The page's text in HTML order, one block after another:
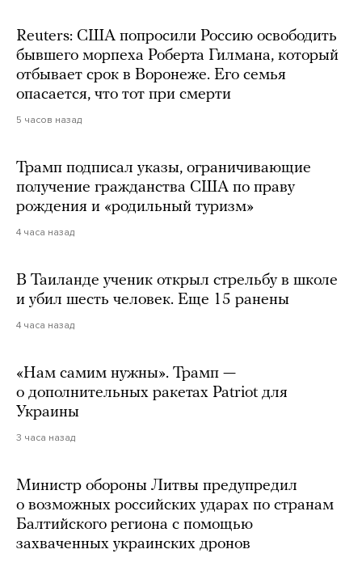
Reuters: США попросили Россию освободить
бывшего морпеха Роберта Гилмана, который
отбывает срок в Воронеже. Его семья
опасается, что тот при смерти
5 часов назад
Трамп подписал указы, ограничивающие
получение гражданства США по праву
рождения и «родильный туризм»
4 часа назад
В Таиланде ученик открыл стрельбу в школе
и убил шесть человек. Еще 15 ранены
4 часа назад
«Нам самим нужны». Трамп —
о дополнительных ракетах Patriot для
Украины
3 часа назад
Министр обороны Литвы предупредил
о возможных российских ударах по странам
Балтийского региона с помощью
захваченных украинских дронов